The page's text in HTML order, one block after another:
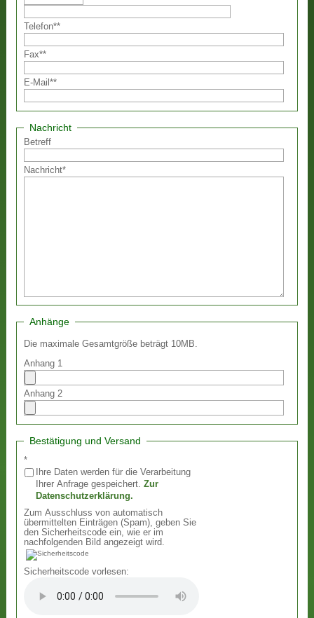
Telefon**
Fax**
E-Mail **
Nachricht
Betreff
Nachricht*
Anhänge
Die maximale Gesamtgröße beträgt 10MB.
Anhang 1
Anhang 2
Bestätigung und Versand
*
Ihre Daten werden für die Verarbeitung
Ihrer Anfrage gespeichert. Zur
Datenschutzerklärung.
Zum Ausschluss von automatisch
übermittelten Einträgen (Spam), geben Sie
den Sicherheitscode ein, wie er im
nachfolgenden Bild angezeigt wird.
Sicherheitscode vorlesen: